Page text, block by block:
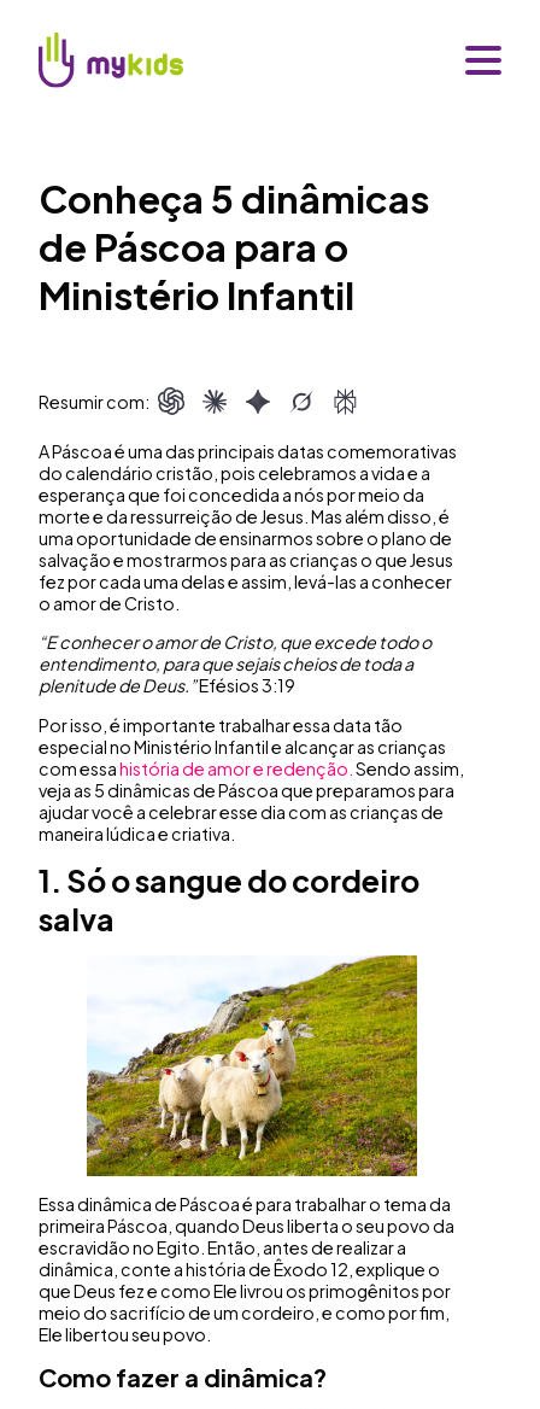
Conheça 5 dinâmicas
de Páscoa para o
Ministério Infantil
Resumir com:
A Páscoa é uma das principais datas comemorativas
do calendário cristão, pois celebramos a vida e a
esperança que foi concedida a nós por meio da
morte e da ressurreição de Jesus. Mas além disso, é
uma oportunidade de ensinarmos sobre o plano de
salvação e mostrarmos para as crianças o que Jesus
fez por cada uma delas e assim, levá-las a conhecer
o amor de Cristo.
“E conhecer o amor de Cristo, que excede todo o
entendimento, para que sejais cheios de toda a
plenitude de Deus.”Efésios 3:19
Por isso, é importante trabalhar essa data tão
especial no Ministério Infantil e alcançar as crianças
com essahistória de amor e redenção. Sendo assim,
veja as 5 dinâmicas de Páscoa que preparamos para
ajudar você a celebrar esse dia com as crianças de
maneira lúdica e criativa.
1. Só o sangue do cordeiro
salva
Essa dinâmica de Páscoa é para trabalhar o tema da
primeira Páscoa, quando Deus liberta o seu povo da
escravidão no Egito. Então, antes de realizar a
dinâmica, conte a história de Êxodo 12, explique o
que Deus fez e como Ele livrou os primogênitos por
meio do sacrifício de um cordeiro, e como por fim,
Ele libertou seu povo.
Como fazer a dinâmica?